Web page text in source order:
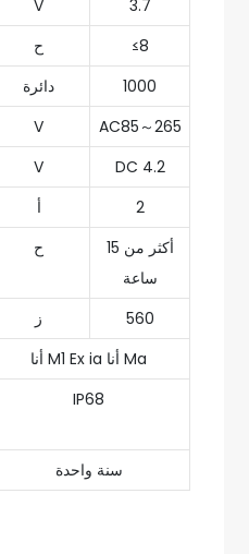
V
3.7
ح
≤8
دائرة
1000
V
AC85～265
V
DC 4.2
أ
2
ح
أكثر من 15
ساعة
ز
560
أنا M1 Ex ia أنا Ma
IP68
سنة واحدة